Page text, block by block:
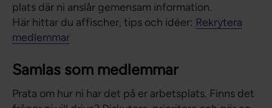
plats där ni anslår gemensam information.
Här hittar du affischer, tips och idéer: Rekrytera
medlemmar
Samlas som medlemmar
Prata om hur ni har det på er arbetsplats. Finns det